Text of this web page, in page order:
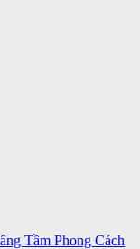
Tầm Phong Cách